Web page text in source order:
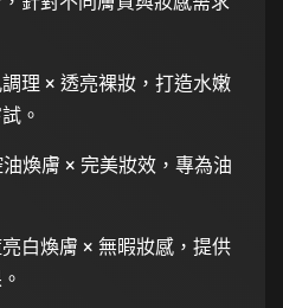
理 × 透亮裸妝，打造水嫩
。
煥膚 × 完美妝效，專為油
白煥膚 × 無暇妝感，提供